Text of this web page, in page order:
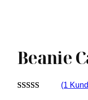
Beanie
(1